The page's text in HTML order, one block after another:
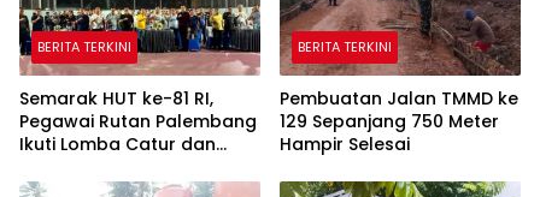
BERITA TERKINI
Semarak HUT ke-81 RI,
Pegawai Rutan Palembang
Ikuti Lomba Catur dan
BERITA TERKINI
Pembuatan Jalan TMMD ke
129 Sepanjang 750 Meter
Hampir Selesai